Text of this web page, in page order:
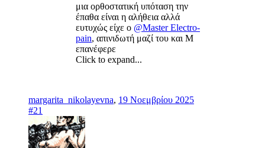
μια ορθοστατική υπόταση την
έπαθα είναι η αλήθεια αλλά
ευτυχώς είχε ο @Master Electro-
pain, απινιδωτή μαζί του και Μ
επανέφερε
Click to expand...
margarita_nikolayevna, 19 Νοεμβρίου 2025
#21